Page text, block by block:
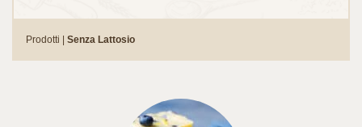
Prodotti | Senza Lattosio